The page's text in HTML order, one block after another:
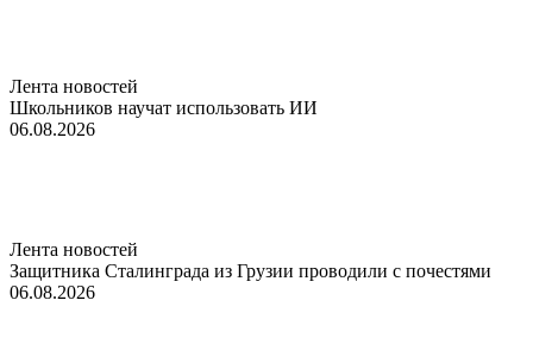
Лента новостей
Школьников научат использовать ИИ
06.08.2026
Лента новостей
Защитника Сталинграда из Грузии проводили с почестями
06.08.2026